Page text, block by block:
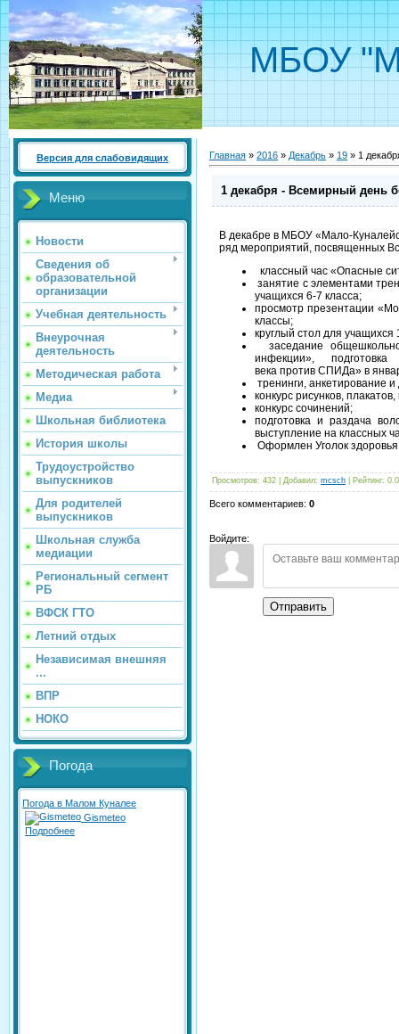
МБОУ
Версия для слабовидящих
Меню
Новости
Сведения об
образовательной
организации
Учебная деятельность
Внеурочная
деятельность
Методическая работа
Медиа
Школьная библиотека
История школы
Трудоустройство
выпускников
Для родителей
выпускников
Школьная служба
медиации
Региональный сегмент
РБ
ВФСК ГТО
Летний отдых
Независимая внешняя
...
ВПР
НОКО
Погода
Погода в Малом Куналее
Gismeteo
Подробнее
Главная » 2016 » Декабрь » 19 » 1
1 декабря - Всемирный день
В декабре в МБОУ «Мало-
ряд мероприятий, посвященных
классный час «Опасные
занятие с элементами
учащихся 6-7 класса;
просмотр презентации
классы;
круглый стол для
заседание
инфекции»,
века против СПИДа» в
тренинги, анкетирование
конкурс рисунков,
конкурс сочинений;
подготовка и раздача
выступление на классных
Оформлен Уголок
Просмотров: 432 Добавил: mcsch Рейтинг: 0.0
Всего комментариев: 0
Войдите:
Отправить